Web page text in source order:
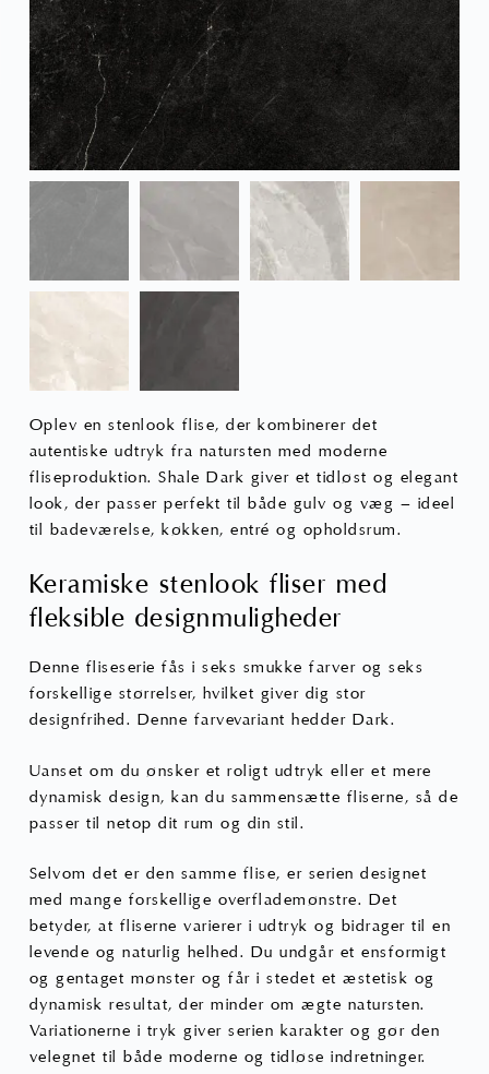
Oplev en stenlook flise, der kombinerer det
autentiske udtryk fra natursten med moderne
fliseproduktion. Shale Dark giver et tidløst og elegant
look, der passer perfekt til både gulv og væg – ideel
til badeværelse, køkken, entré og opholdsrum.
Keramiske stenlook fliser med
fleksible designmuligheder
Denne fliseserie fås i seks smukke farver og seks
forskellige størrelser, hvilket giver dig stor
designfrihed. Denne farvevariant hedder Dark.
Uanset om du ønsker et roligt udtryk eller et mere
dynamisk design, kan du sammensætte fliserne, så de
passer til netop dit rum og din stil.
Selvom det er den samme flise, er serien designet
med mange forskellige overflademønstre. Det
betyder, at fliserne varierer i udtryk og bidrager til en
levende og naturlig helhed. Du undgår et ensformigt
og gentaget mønster og får i stedet et æstetisk og
dynamisk resultat, der minder om ægte natursten.
Variationerne i tryk giver serien karakter og gør den
velegnet til både moderne og tidløse indretninger.